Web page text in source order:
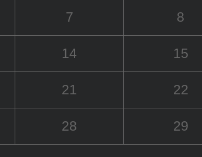
7 8
14 15
21 22
28 29